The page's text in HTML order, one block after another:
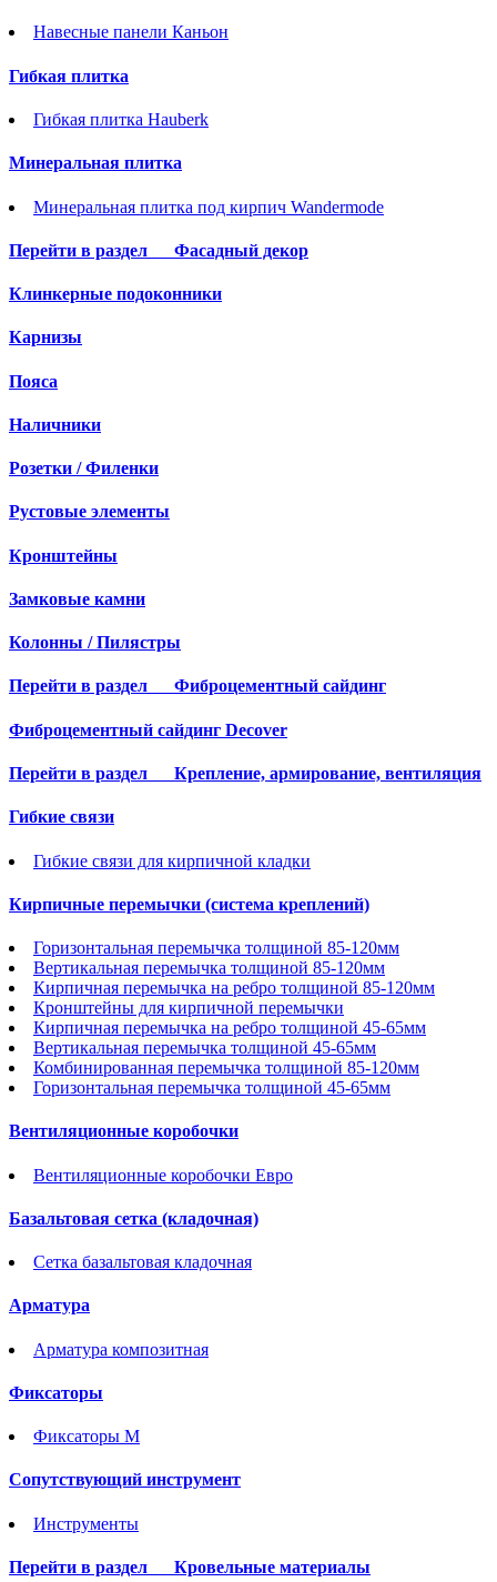
Навесные панели Каньон
Гибкая плитка
Гибкая плитка Hauberk
Минеральная плитка
Минеральная плитка под кирпич Wandermode
Перейти в раздел Фасадный декор
Клинкерные подоконники
Карнизы
Пояса
Наличники
Розетки / Филенки
Рустовые элементы
Кронштейны
Замковые камни
Колонны / Пилястры
Перейти в раздел Фиброцементный сайдинг
Фиброцементный сайдинг Decover
Перейти в раздел Крепление, армирование, вентиляция
Гибкие связи
Гибкие связи для кирпичной кладки
Кирпичные перемычки (система креплений)
Горизонтальная перемычка толщиной 85-120мм
Вертикальная перемычка толщиной 85-120мм
Кирпичная перемычка на ребро толщиной 85-120мм
Кронштейны для кирпичной перемычки
Кирпичная перемычка на ребро толщиной 45-65мм
Вертикальная перемычка толщиной 45-65мм
Комбинированная перемычка толщиной 85-120мм
Горизонтальная перемычка толщиной 45-65мм
Вентиляционные коробочки
Вентиляционные коробочки Евро
Базальтовая сетка (кладочная)
Сетка базальтовая кладочная
Арматура
Арматура композитная
Фиксаторы
Фиксаторы М
Сопутствующий инструмент
Инструменты
Перейти в раздел Кровельные материалы